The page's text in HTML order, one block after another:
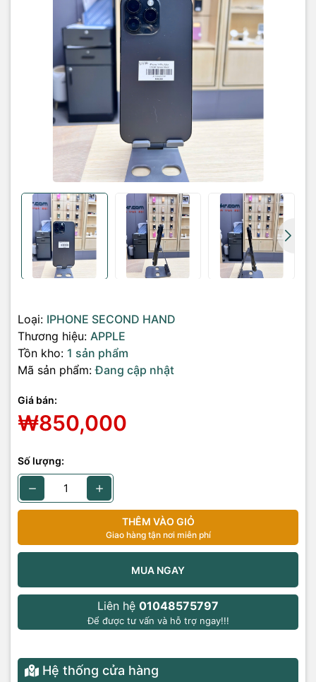
Loại: IPHONE SECOND HAND
Thương hiệu: APPLE
Tồn kho: 1 sản phẩm
Mã sản phẩm: Đang cập nhật
Giá bán:
₩850,000
Số lượng:
THÊM VÀO GIỎ
Giao hàng tận nơi miễn phí
MUA NGAY
Liên hệ 01048575797
Để được tư vấn và hỗ trợ ngay!!!
Hệ thống cửa hàng
• Bản: quốc tế thương mại (hàn quốc )
ốp , sạc , cường lực
Bảo hành: lỗi 1 đổi 1 trong vòng 6 tháng